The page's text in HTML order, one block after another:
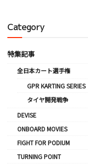
Category
特集記事
全日本カート選手権
GPR KARTING SERIES
タイヤ開発戦争
DEVISE
ONBOARD MOVIES
FIGHT FOR PODIUM
TURNING POINT